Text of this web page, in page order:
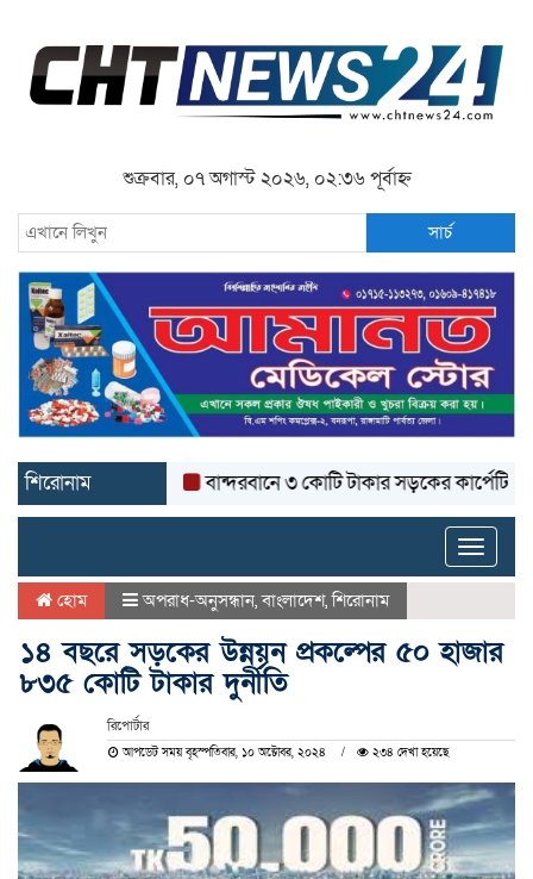
শুক্রবার, ০৭ অগাস্ট ২০২৬, ০২:৩৬ পূর্বাহ্ন
সার্চ
শিরোনাম বান্দরবানে ৩ কোটি টাকার সড়কের কার্পেটিং উঠে
Toggle
হোম অপরাধ-অনুসন্ধান,বাংলাদেশ,শিরোনাম
১৪ বছরে সড়কের উন্নয়ন প্রকল্পের ৫০ হাজার
৮৩৫ কোটি টাকার দুর্নীতি
রিপোর্টার
আপডেট সময় বৃহস্পতিবার, ১০ অক্টোবর, ২০২৪ ২৩৪ দেখা হয়েছে